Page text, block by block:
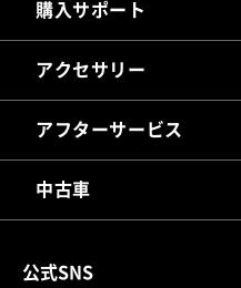
購入サポート
アクセサリー
アフターサービス
中古車
公式SNS